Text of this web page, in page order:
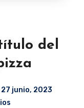
del
27 junio, 2023